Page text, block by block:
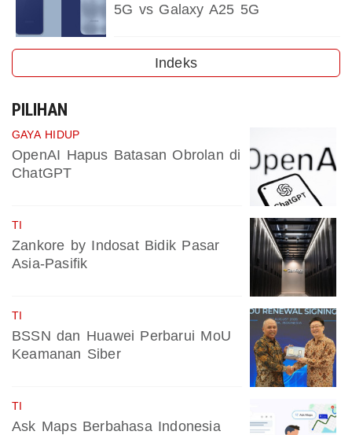
5G vs Galaxy A25 5G
Indeks
PILIHAN
GAYA HIDUP
OpenAI Hapus Batasan Obrolan di
ChatGPT
TI
Zankore by Indosat Bidik Pasar
Asia-Pasifik
TI
BSSN dan Huawei Perbarui MoU
Keamanan Siber
TI
Ask Maps Berbahasa Indonesia